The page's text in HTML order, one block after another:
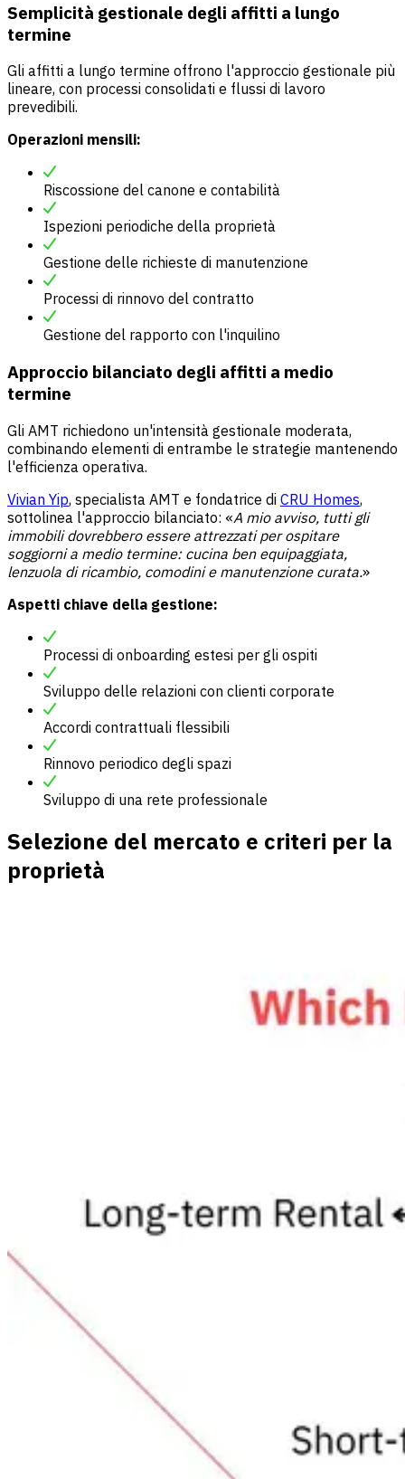
Semplicità gestionale degli affitti a lungo
termine
Gli affitti a lungo termine offrono l'approccio gestionale più
lineare, con processi consolidati e flussi di lavoro
prevedibili.
Operazioni mensili:
Riscossione del canone e contabilità
Ispezioni periodiche della proprietà
Gestione delle richieste di manutenzione
Processi di rinnovo del contratto
Gestione del rapporto con l'inquilino
Approccio bilanciato degli affitti a medio
termine
Gli AMT richiedono un'intensità gestionale moderata,
combinando elementi di entrambe le strategie mantenendo
l'efficienza operativa.
Vivian Yip, specialista AMT e fondatrice di CRU Homes,
sottolinea l'approccio bilanciato: «A mio avviso, tutti gli
immobili dovrebbero essere attrezzati per ospitare
soggiorni a medio termine: cucina ben equipaggiata,
lenzuola di ricambio, comodini e manutenzione curata.»
Aspetti chiave della gestione:
Processi di onboarding estesi per gli ospiti
Sviluppo delle relazioni con clienti corporate
Accordi contrattuali flessibili
Rinnovo periodico degli spazi
Sviluppo di una rete professionale
Selezione del mercato e criteri per la
proprietà